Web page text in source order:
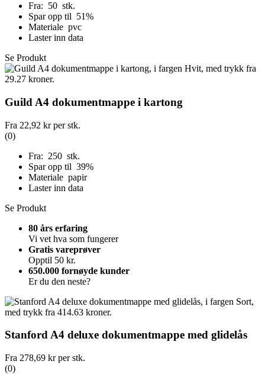
Fra: 50 stk.
Spar opp til 51%
Materiale pvc
Laster inn data
Se Produkt
Guild A4 dokumentmappe i kartong
Fra 22,92 krper stk.
(0)
Fra: 250 stk.
Spar opp til 39%
Materiale papir
Laster inn data
Se Produkt
80 års erfaring
Vi vet hva som fungerer
Gratis vareprøver
Opptil 50 kr.
650.000 fornøyde kunder
Er du den neste?
Stanford A4 deluxe dokumentmappe med glidelås
Fra 278,69 krper stk.
(0)